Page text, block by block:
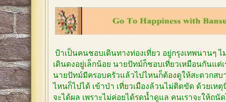
ป้าเป็นคนชอบเดินทางท่องเที่ยว อยู่กรุงเทพนานๆ
เดินดงอยู่เล็กน้อย นายปัทม์ก็ชอบเที่ยวเหมือนกันแต่
นายปัทม์มีครอบครัวแล้วไปไหนก็ต้องดูให้สะดวกส
ไหนก็ไปได้ เข้าป่า เที่ยวเมืองล้วนไม่ติดขัด ด้วยเห
จะได้ผล เพราะไม่ค่อยได้รดน้ำดูแล คนเราจะให้ถนั